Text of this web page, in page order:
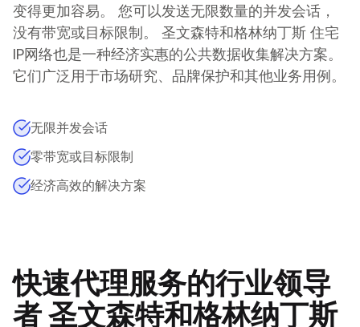
变得更加容易。 您可以发送无限数量的并发会话，
没有带宽或目标限制。
圣文森特和格林纳丁斯 住宅
IP网络也是一种经济实惠的公共数据收集解决方案。
它们广泛用于市场研究、品牌保护和其他业务用例。
无限并发会话
零带宽或目标限制
经济高效的解决方案
快速代理服务的行业领导
者圣文森特和格林纳丁斯